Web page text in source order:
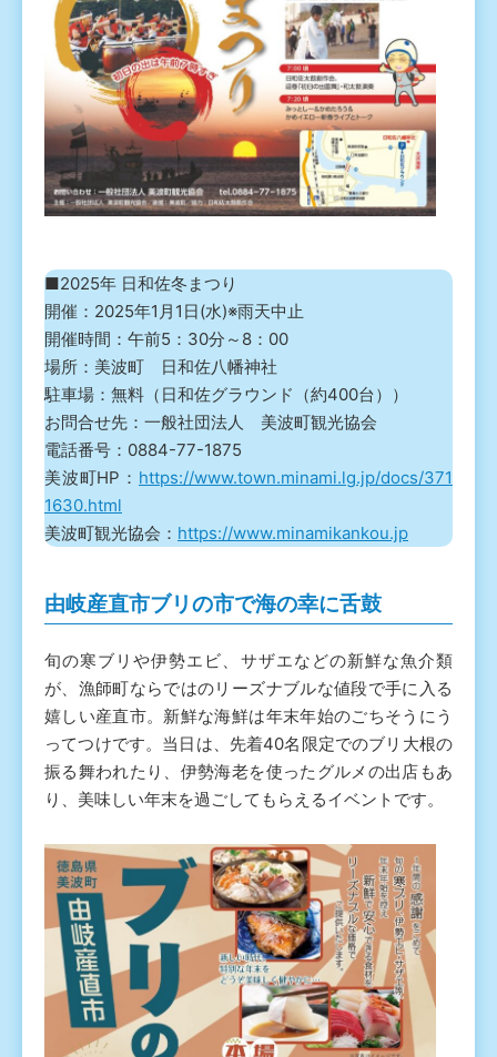
■2025年 日和佐冬まつり
開催：2025年1月1日(水)※雨天中止
開催時間：午前5：30分～8：00
場所：美波町 日和佐八幡神社
駐車場：無料（日和佐グラウンド（約400台））
お問合せ先：一般社団法人 美波町観光協会
電話番号：0884-77-1875
美波町HP： https://www.town.minami.lg.jp/docs/371
1630.html
美波町観光協会： https://www.minamikankou.jp
由岐産直市ブリの市で海の幸に舌鼓
旬の寒ブリや伊勢エビ、サザエなどの新鮮な魚介類
が、漁師町ならではのリーズナブルな値段で手に入る
嬉しい産直市。新鮮な海鮮は年末年始のごちそうにう
ってつけです。当日は、先着40名限定でのブリ大根の
振る舞われたり、伊勢海老を使ったグルメの出店もあ
り、美味しい年末を過ごしてもらえるイベントです。